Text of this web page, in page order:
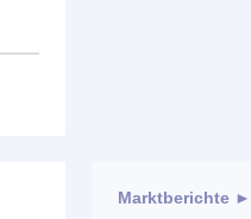
Marktberichte ►